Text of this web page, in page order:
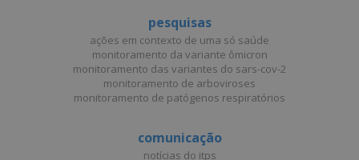
pesquisas
ações em contexto de uma só saúde
monitoramento da variante ômicron
monitoramento das variantes do sars-cov-2
monitoramento de arboviroses
monitoramento de patógenos respiratórios
comunicação
notícias do itps